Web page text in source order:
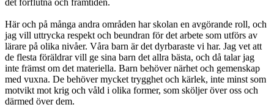
det förflutna och framtiden.
Här och på många andra områden har skolan en avgörande roll, och
jag vill uttrycka respekt och beundran för det arbete som utförs av
lärare på olika nivåer. Våra barn är det dyrbaraste vi har. Jag vet att
de flesta föräldrar vill ge sina barn det allra bästa, och då talar jag
inte främst om det materiella. Barn behöver närhet och gemenskap
med vuxna. De behöver mycket trygghet och kärlek, inte minst som
motvikt mot krig och våld i olika former, som sköljer över oss och
därmed över dem.